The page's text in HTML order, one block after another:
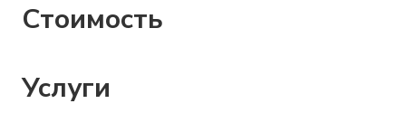
Стоимость
Услуги